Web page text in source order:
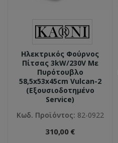
Ηλεκτρικός Φούρνος
Πίτσας 3kW/230V Με
Πυρότουβλο
58,5x53x45cm Vulcan-2
(Εξουσιοδοτημένο
Service)
Κωδ. Προϊόντος: 82-0922
310,00 €